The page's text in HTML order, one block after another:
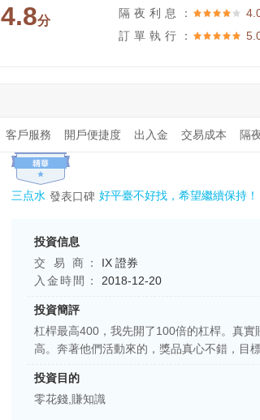
4.8分
隔夜利息：
訂單執行：
客戶服務 開戶便捷度 出入金 交易成本 隔
三点水 發表口碑 好平臺不好找，希望繼續保持！
投資信息
交 易 商：
IX 證券
入金時間：
2018-12-20
投資簡評
杠桿最高400，我先開了100倍的杠桿。真
高。奔著他們活動來的，獎品真心不錯，目
投資目的
零花錢,賺知識